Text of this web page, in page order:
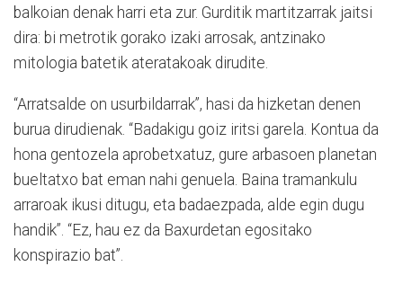
balkoian denak harri eta zur. Gurditik martitzarrak jaitsi
dira: bi metrotik gorako izaki arrosak, antzinako
mitologia batetik ateratakoak dirudite.
“Arratsalde on usurbildarrak”, hasi da hizketan denen
burua dirudienak. “Badakigu goiz iritsi garela. Kontua da
hona gentozela aprobetxatuz, gure arbasoen planetan
bueltatxo bat eman nahi genuela. Baina tramankulu
arraroak ikusi ditugu, eta badaezpada, alde egin dugu
handik”. “Ez, hau ez da Baxurdetan egositako
konspirazio bat”.